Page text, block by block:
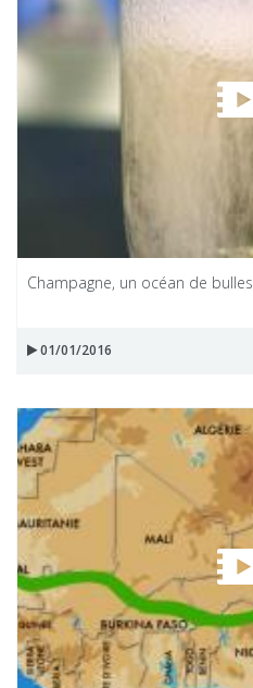
Champagne, un océan de bulles
01/01/2016